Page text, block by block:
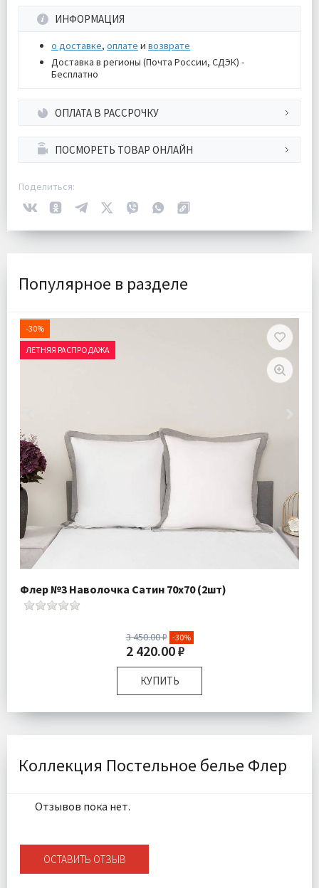
ИНФОРМАЦИЯ
о доставке, оплате и возврате
Доставка в регионы (Почта России, СДЭК) -
Бесплатно
ОПЛАТА В РАССРОЧКУ
ПОСМОРЕТЬ ТОВАР ОНЛАЙН
Поделиться:
Популярное в разделе
-30%
ЛЕТНЯЯ РАСПРОДАЖА
Флер №3 Наволочка Сатин 70х70 (2шт)
3 450.00 ₽ -30%
2 420.00 ₽
КУПИТЬ
Размер:
70х70 см
Доставка:
Подробнее
Коллекция Постельное белье Флер
Отзывов пока нет.
ОСТАВИТЬ ОТЗЫВ